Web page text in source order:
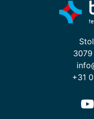
+31